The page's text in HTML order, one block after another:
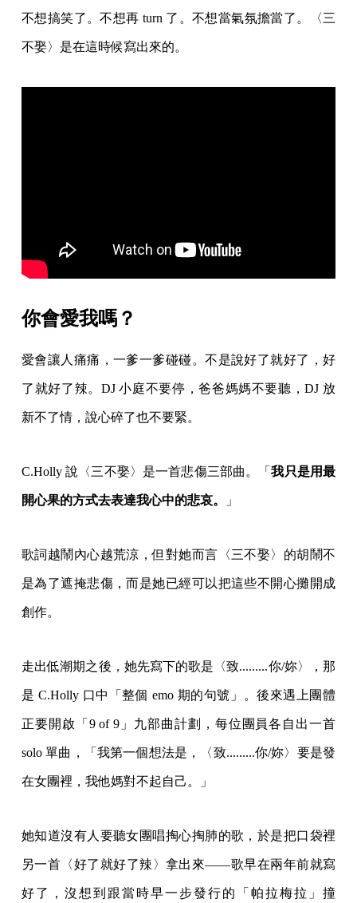
不想搞笑了。不想再 turn 了。不想當氣氛擔當了。〈三
不娶〉是在這時候寫出來的。
你會愛我嗎？
愛會讓人痛痛，一爹一爹碰碰。不是說好了就好了，好
了就好了辣。DJ 小庭不要停，爸爸媽媽不要聽，DJ 放
新不了情，說心碎了也不要緊。
C.Holly 說〈三不娶〉是一首悲傷三部曲。「我只是用最
開心果的方式去表達我心中的悲哀。 」
歌詞越鬧內心越荒涼，但對她而言〈三不娶〉的胡鬧不
是為了遮掩悲傷，而是她已經可以把這些不開心攤開成
創作。
走出低潮期之後，她先寫下的歌是〈致.........你/妳〉，那
是 C.Holly 口中「整個 emo 期的句號」。後來遇上團體
正要開啟「9 of 9」九部曲計劃，每位團員各自出一首
solo 單曲，「​​我第一個想法是，〈致.........你/妳〉要是發
在女團裡，我他媽對不起自己。」
她知道沒有人要聽女團唱掏心掏肺的歌，於是把口袋裡
另一首〈好了就好了辣〉拿出來——歌早在兩年前就寫
好了，沒想到跟當時早一步發行的「帕拉梅拉」撞